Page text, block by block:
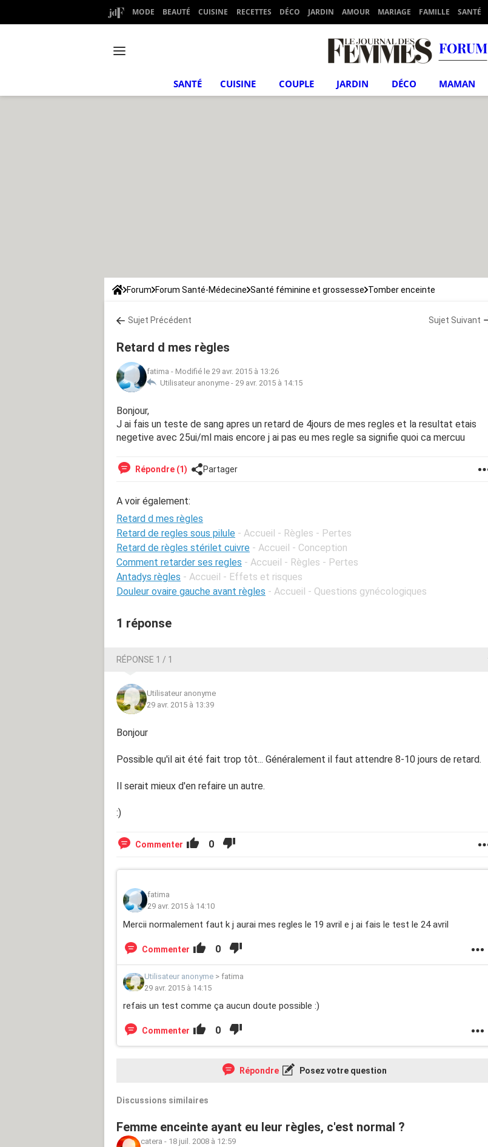
MODE BEAUTÉ CUISINE RECETTES DÉCO JARDIN AMOUR MARIAGE FAMILLE SANTÉ
FORUM
SANTÉ CUISINE COUPLE JARDIN DÉCO MAMAN
Forum Forum Santé-Médecine Santé féminine et grossesse Tomber enceinte
Sujet Précédent Sujet Suivant
Retard d mes règles
fatima - Modifié le 29 avr. 2015 à 13:26
Utilisateur anonyme - 29 avr. 2015 à 14:15
Bonjour,
J ai fais un teste de sang apres un retard de 4jours de mes regles et la resultat etais
negetive avec 25ui/ml mais encore j ai pas eu mes regle sa signifie quoi ca mercuu
Répondre (1) Partager
A voir également:
Retard d mes règles
Retard de regles sous pilule - Accueil - Règles - Pertes
Retard de règles stérilet cuivre - Accueil - Conception
Comment retarder ses regles - Accueil - Règles - Pertes
Antadys règles - Accueil - Effets et risques
Douleur ovaire gauche avant règles - Accueil - Questions gynécologiques
1 réponse
RÉPONSE 1 / 1
Utilisateur anonyme
29 avr. 2015 à 13:39
Bonjour
Possible qu'il ait été fait trop tôt... Généralement il faut attendre 8-10 jours de retard.
Il serait mieux d'en refaire un autre.
:)
Commenter 0
fatima
29 avr. 2015 à 14:10
Mercii normalement faut k j aurai mes regles le 19 avril e j ai fais le test le 24 avril
Commenter 0
Utilisateur anonyme > fatima
29 avr. 2015 à 14:15
refais un test comme ça aucun doute possible :)
Commenter 0
Répondre Posez votre question
Discussions similaires
Femme enceinte ayant eu leur règles, c'est normal ?
catera - 18 juil. 2008 à 12:59